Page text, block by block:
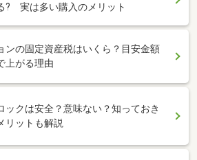
? 実は多い購入のメリット
ンの固定資産税はいくら？目安金額
上がる理由
ックは安全？意味ない？知っておき
リットも解説